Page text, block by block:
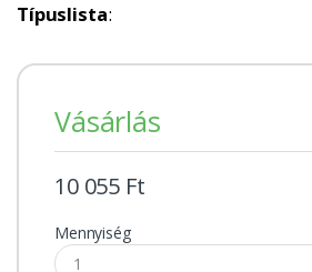
Típuslista:
Vásárlás
10 055 Ft
Mennyiség